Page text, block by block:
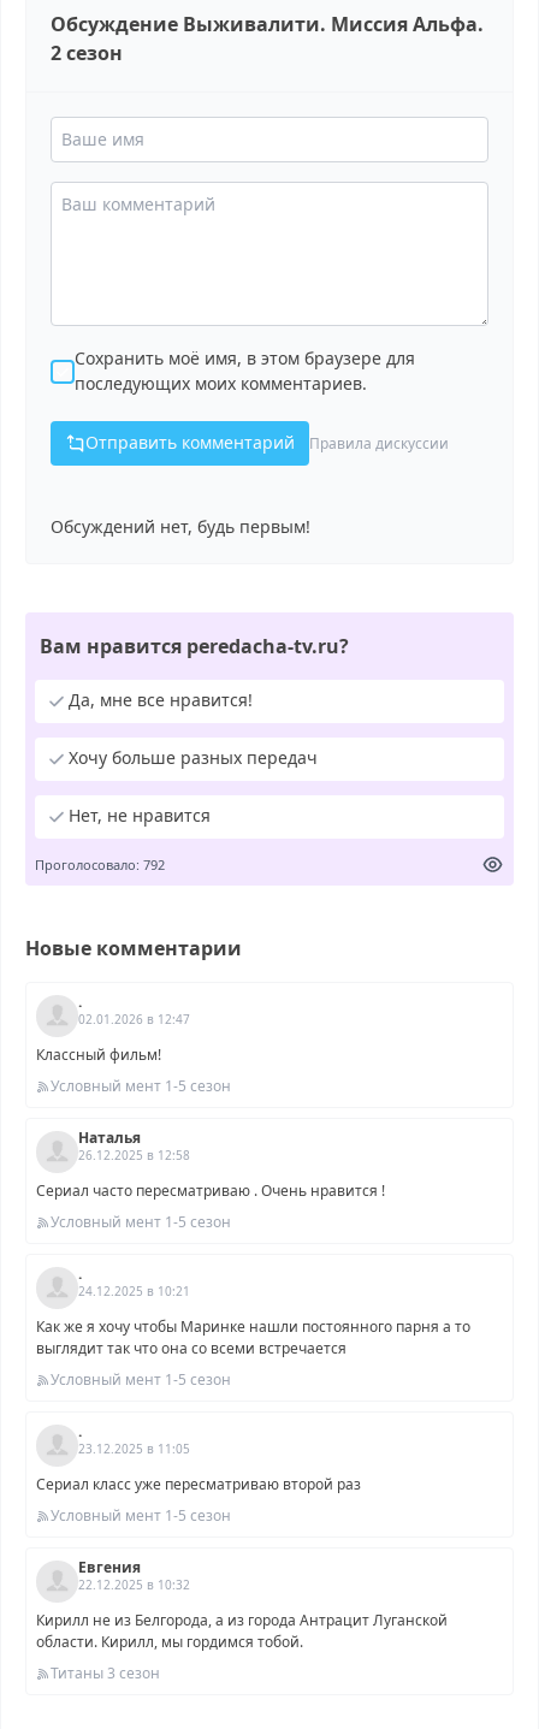
Обсуждение Выживалити. Миссия Альфа.
2 сезон
Сохранить моё имя, в этом браузере для
последующих моих комментариев.
Отправить комментарий Правила дискуссии
Обсуждений нет, будь первым!
Вам нравится peredacha-tv.ru?
Да, мне все нравится!
Хочу больше разных передач
Нет, не нравится
Проголосовало: 792
Новые комментарии
.
02.01.2026 в 12:47
Классный фильм!
Условный мент 1-5 сезон
Наталья
26.12.2025 в 12:58
Сериал часто пересматриваю . Очень нравится !
Условный мент 1-5 сезон
.
24.12.2025 в 10:21
Как же я хочу чтобы Маринке нашли постоянного парня а то
выглядит так что она со всеми встречается
Условный мент 1-5 сезон
.
23.12.2025 в 11:05
Сериал класс уже пересматриваю второй раз
Условный мент 1-5 сезон
Евгения
22.12.2025 в 10:32
Кирилл не из Белгорода, а из города Антрацит Луганской
области. Кирилл, мы гордимся тобой.
Титаны 3 сезон